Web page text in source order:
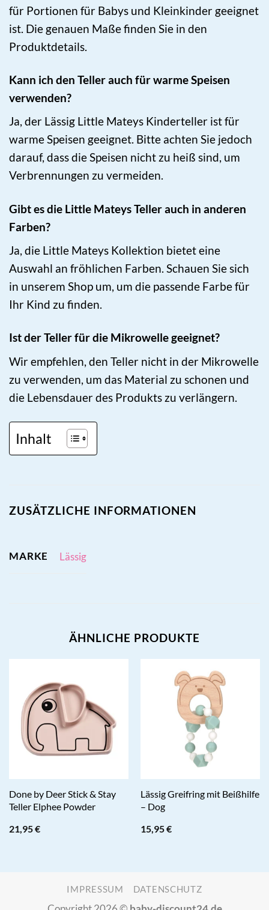
für Portionen für Babys und Kleinkinder geeignet
ist. Die genauen Maße finden Sie in den
Produktdetails.
Kann ich den Teller auch für warme Speisen
verwenden?
Ja, der Lässig Little Mateys Kinderteller ist für
warme Speisen geeignet. Bitte achten Sie jedoch
darauf, dass die Speisen nicht zu heiß sind, um
Verbrennungen zu vermeiden.
Gibt es die Little Mateys Teller auch in anderen
Farben?
Ja, die Little Mateys Kollektion bietet eine
Auswahl an fröhlichen Farben. Schauen Sie sich
in unserem Shop um, um die passende Farbe für
Ihr Kind zu finden.
Ist der Teller für die Mikrowelle geeignet?
Wir empfehlen, den Teller nicht in der Mikrowelle
zu verwenden, um das Material zu schonen und
die Lebensdauer des Produkts zu verlängern.
Inhalt
ZUSÄTZLICHE INFORMATIONEN
MARKE Lässig
ÄHNLICHE PRODUKTE
Done by Deer Stick & Stay
Teller Elphee Powder
21,95€
Lässig Greifring mit Beißhilfe
– Dog
15,95€
IMPRESSUM DATENSCHUTZ